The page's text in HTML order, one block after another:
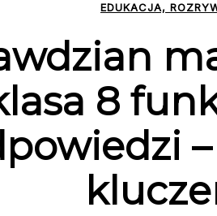
EDUKACJA,
8